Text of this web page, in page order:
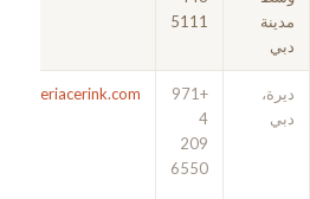
مدينة
دبي
5111
ديرة،
دبي
+971
4
209
6550
galleriacerink.com